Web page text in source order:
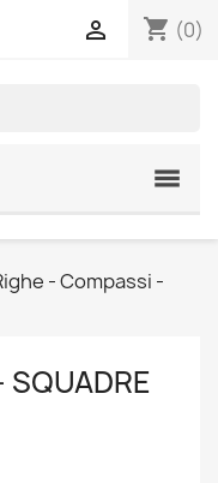
shopping_cart (0)

- Compassi -
SQUADRE